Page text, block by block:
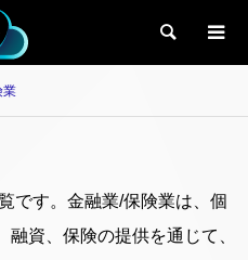
検索
業
です。金融業/保険業は、個
資、保険の提供を通じて、